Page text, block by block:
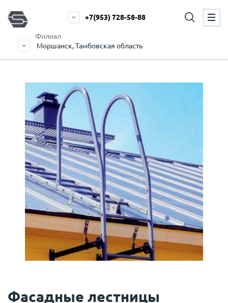
Филиал
Моршанск, Тамбовская область
+7(953) 728-58-88
Фасадные лестницы